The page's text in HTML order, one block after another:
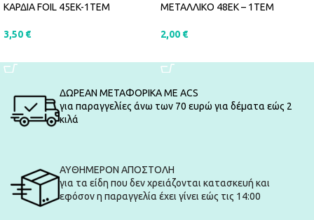
ΚΑΡΔΙΑ FOIL 45EK-1ΤΕΜ
3,50 €
ΜΕΤΑΛΛΙΚΟ 48ΕΚ – 1ΤΕΜ
2,00 €
ΔΩΡΕΑΝ ΜΕΤΑΦΟΡΙΚΑ ΜΕ ACS
για παραγγελίες άνω των 70 ευρώ για δέματα εώς 2
κιλά
ΑΥΘΗΜΕΡΟΝ ΑΠΟΣΤΟΛΗ
για τα είδη που δεν χρειάζονται κατασκευή και
εφόσον η παραγγελία έχει γίνει εώς τις 14:00